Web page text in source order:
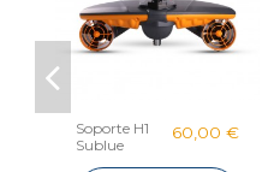
Soporte H1
Sublue
60,00 €